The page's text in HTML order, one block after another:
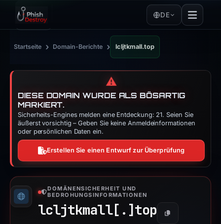
DE
Startseite › Domain-Berichte › lcljtkmall.top
⚠️
DIESE DOMAIN WURDE ALS BÖSARTIG
MARKIERT.
Sicherheits-Engines melden eine Entdeckung: 21. Seien Sie
äußerst vorsichtig – Geben Sie keine Anmeldeinformationen
oder persönlichen Daten ein.
Erstellen Sie einen Entwurf zur Überprüfung
DOMÄNENSICHERHEIT UND
BEDROHUNGSINFORMATIONEN
lcljtkmall[.] top Kopieren